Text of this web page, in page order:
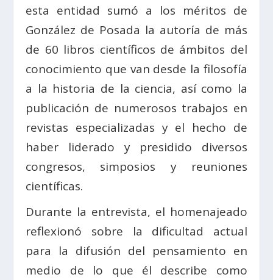
esta entidad sumó a los méritos de
González de Posada la autoría de más
de 60 libros científicos de ámbitos del
conocimiento que van desde la filosofía
a la historia de la ciencia, así como la
publicación de numerosos trabajos en
revistas especializadas y el hecho de
haber liderado y presidido diversos
congresos, simposios y reuniones
científicas.
Durante la entrevista, el homenajeado
reflexionó sobre la dificultad actual
para la difusión del pensamiento en
medio de lo que él describe como